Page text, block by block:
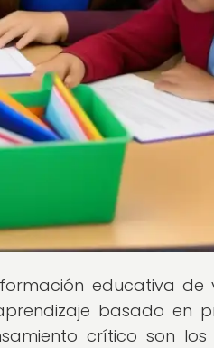
educativa de
basado en
crítico son los